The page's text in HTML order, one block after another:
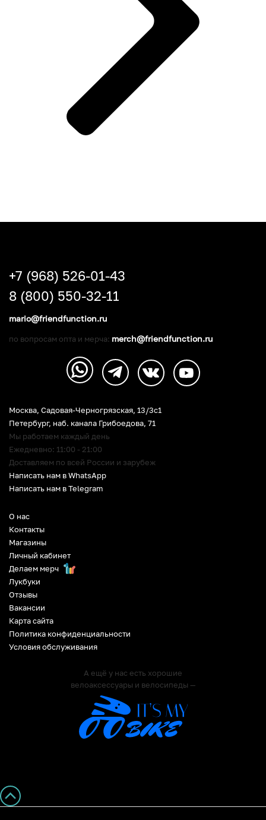
О нас
Контакты
Магазины
Личный кабинет
Делаем мерч
Лукбуки
Отзывы
Вакансии
Карта сайта
Политика конфиденциальности
Условия обслуживания
А ещё у нас есть хорошие
велоаксессуары и велосипеды —
Москва, Садовая-Черногрязская, 13/3c1
Петербург, наб. канала Грибоедова, 71
Мы работаем каждый день
Ежедневно: 11:00 - 21:00
Доставляем по всей России и зарубеж
Написать нам в WhatsApp
Написать нам в Telegram
+7 (968) 526-01-43
8 (800) 550-32-11
mario@friendfunction.ru
по вопросам опта и мерча: merch@friendfunction.ru